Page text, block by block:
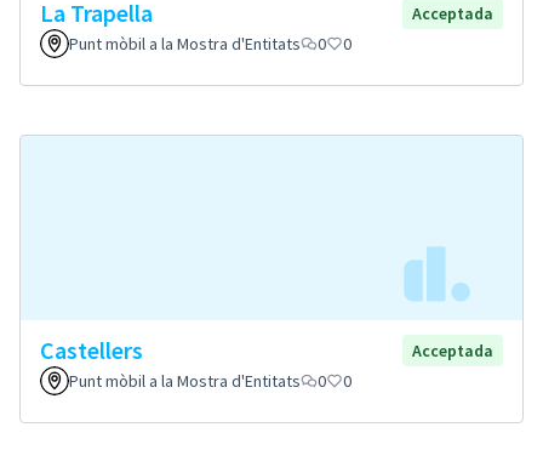
La Trapella
Acceptada
Punt mòbil a la Mostra d'Entitats
0 0
Castellers
Acceptada
Punt mòbil a la Mostra d'Entitats
0 0